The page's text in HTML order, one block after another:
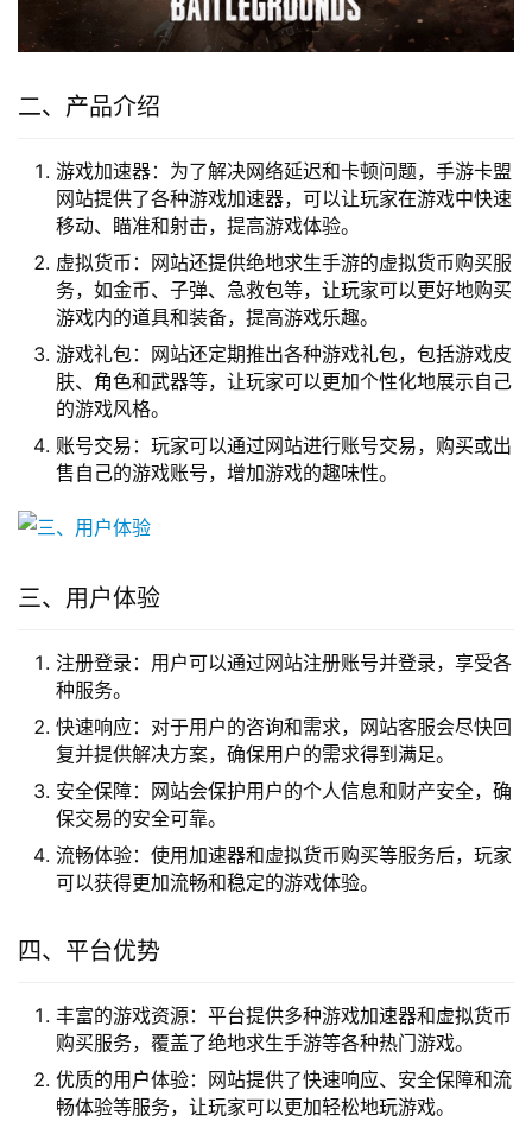
二、产品介绍
游戏加速器：为了解决网络延迟和卡顿问题，手游卡盟
网站提供了各种游戏加速器，可以让玩家在游戏中快速
移动、瞄准和射击，提高游戏体验。
虚拟货币：网站还提供绝地求生手游的虚拟货币购买服
务，如金币、子弹、急救包等，让玩家可以更好地购买
游戏内的道具和装备，提高游戏乐趣。
游戏礼包：网站还定期推出各种游戏礼包，包括游戏皮
肤、角色和武器等，让玩家可以更加个性化地展示自己
的游戏风格。
账号交易：玩家可以通过网站进行账号交易，购买或出
售自己的游戏账号，增加游戏的趣味性。
三、用户体验
注册登录：用户可以通过网站注册账号并登录，享受各
种服务。
快速响应：对于用户的咨询和需求，网站客服会尽快回
复并提供解决方案，确保用户的需求得到满足。
安全保障：网站会保护用户的个人信息和财产安全，确
保交易的安全可靠。
流畅体验：使用加速器和虚拟货币购买等服务后，玩家
可以获得更加流畅和稳定的游戏体验。
四、平台优势
丰富的游戏资源：平台提供多种游戏加速器和虚拟货币
购买服务，覆盖了绝地求生手游等各种热门游戏。
优质的用户体验：网站提供了快速响应、安全保障和流
畅体验等服务，让玩家可以更加轻松地玩游戏。